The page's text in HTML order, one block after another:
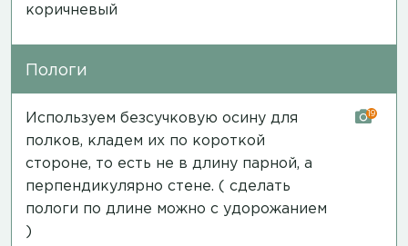
коричневый
Пологи
Используем безсучковую осину для
полков, кладем их по короткой
стороне, то есть не в длину парной, а
перпендикулярно стене. ( сделать
пологи по длине можно с удорожанием
)
19